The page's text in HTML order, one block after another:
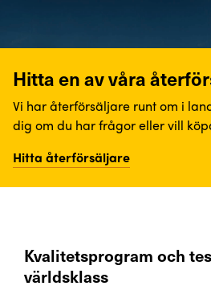
Hitta en av våra
Vi har återförsäljare runt om i
dig om du har frågor eller vill
Hitta återförsäljare
Kvalitetsprogram och
världsklass